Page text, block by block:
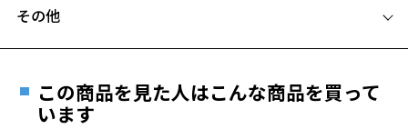
安心1 フレーム１年間品質保証
その他
ご希望のお客さまは、「レンズ交換券」をお選びのうえ、
最寄りのZoff実店舗にてレンズをお買い求めください。
※サングラスやパッケージ品では「レンズ交換券」はお選び
この商品を見た人はこんな商品を買って
います